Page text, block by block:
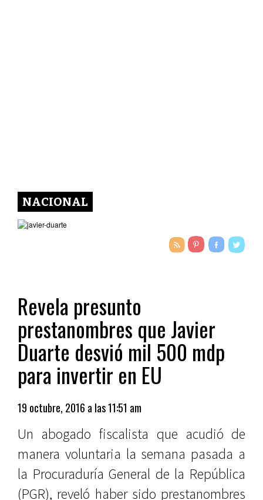
NACIONAL
Revela presunto
prestanombres que Javier
Duarte desvió mil 500 mdp
para invertir en EU
19 octubre, 2016 a las 11:51 am
Un abogado fiscalista que acudió de
manera voluntaria la semana pasada a
la Procuraduría General de la República
(PGR), reveló haber sido prestanombres